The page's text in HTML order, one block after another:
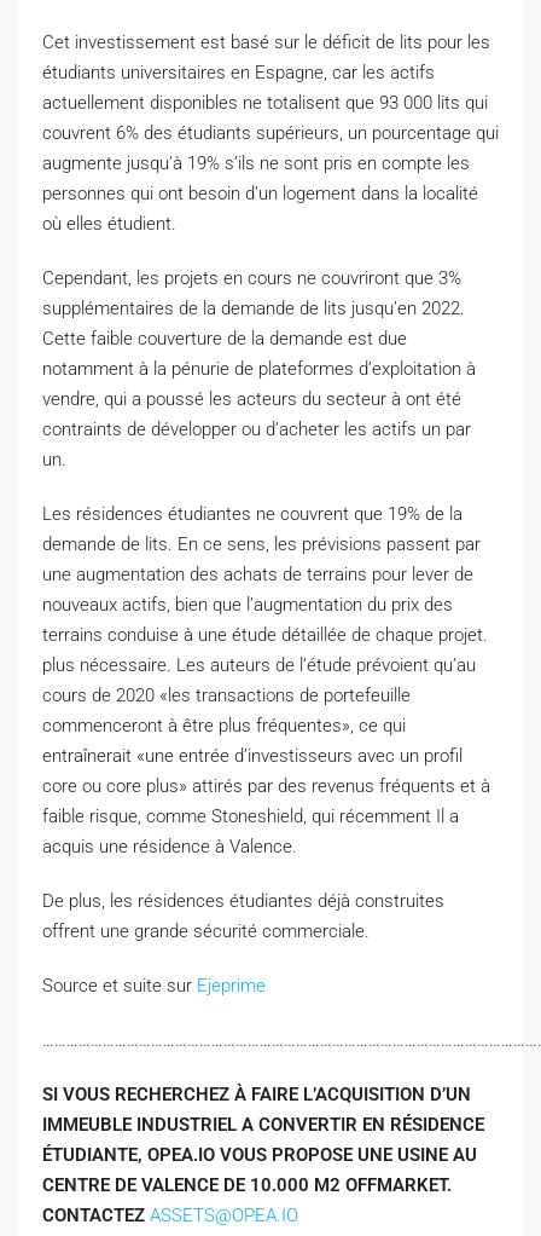
Cet investissement est basé sur le déficit de lits pour les
étudiants universitaires en Espagne, car les actifs
actuellement disponibles ne totalisent que 93 000 lits qui
couvrent 6% des étudiants supérieurs, un pourcentage qui
augmente jusqu’à 19% s’ils ne sont pris en compte les
personnes qui ont besoin d’un logement dans la localité
où elles étudient.
Cependant, les projets en cours ne couvriront que 3%
supplémentaires de la demande de lits jusqu’en 2022.
Cette faible couverture de la demande est due
notamment à la pénurie de plateformes d’exploitation à
vendre, qui a poussé les acteurs du secteur à ont été
contraints de développer ou d’acheter les actifs un par
un.
Les résidences étudiantes ne couvrent que 19% de la
demande de lits. En ce sens, les prévisions passent par
une augmentation des achats de terrains pour lever de
nouveaux actifs, bien que l’augmentation du prix des
terrains conduise à une étude détaillée de chaque projet.
plus nécessaire. Les auteurs de l’étude prévoient qu’au
cours de 2020 «les transactions de portefeuille
commenceront à être plus fréquentes», ce qui
entraînerait «une entrée d’investisseurs avec un profil
core ou core plus» attirés par des revenus fréquents et à
faible risque, comme Stoneshield, qui récemment Il a
acquis une résidence à Valence.
De plus, les résidences étudiantes déjà construites
offrent une grande sécurité commerciale.
Source et suite sur Ejeprime
SI VOUS RECHERCHEZ À FAIRE L’ACQUISITION D’UN
IMMEUBLE INDUSTRIEL A CONVERTIR EN RÉSIDENCE
ÉTUDIANTE, OPEA.IO VOUS PROPOSE UNE USINE AU
CENTRE DE VALENCE DE 10.000 M2 OFFMARKET.
CONTACTEZ ASSETS@OPEA.IO